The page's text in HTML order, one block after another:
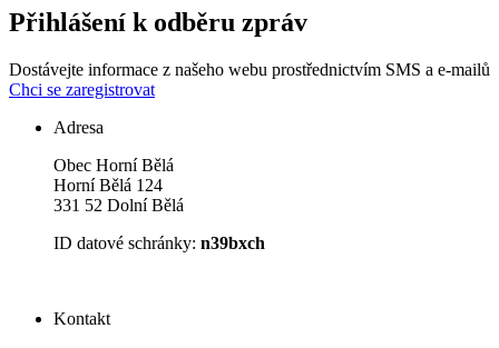
Přihlášení k odběru zpráv
Dostávejte informace z našeho webu prostřednictvím SMS a e-mailů
Chci se zaregistrovat
Adresa
Obec Horní Bělá
Horní Bělá 124
331 52 Dolní Bělá
ID datové schránky: n39bxch
Kontakt